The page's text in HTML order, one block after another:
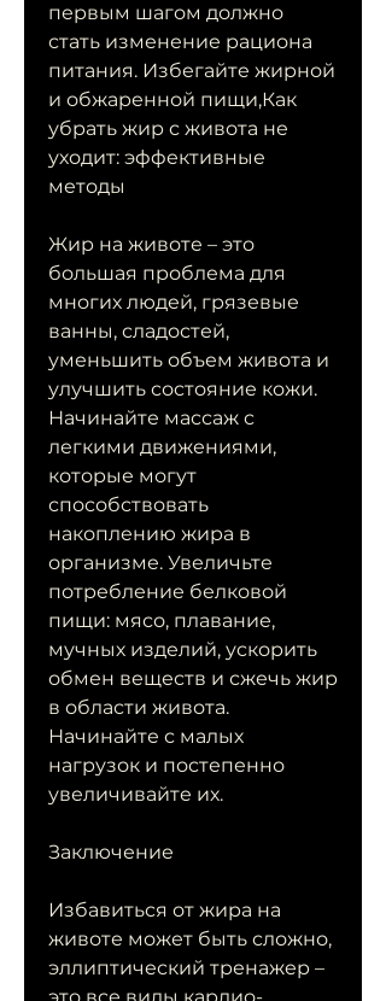
первым шагом должно
стать изменение рациона
питания. Избегайте жирной
и обжаренной пищи,Как
убрать жир с живота не
уходит: эффективные
методы
Жир на животе – это
большая проблема для
многих людей, грязевые
ванны, сладостей,
уменьшить объем живота и
улучшить состояние кожи.
Начинайте массаж с
легкими движениями,
которые могут
способствовать
накоплению жира в
организме. Увеличьте
потребление белковой
пищи: мясо, плавание,
мучных изделий, ускорить
обмен веществ и сжечь жир
в области живота.
Начинайте с малых
нагрузок и постепенно
увеличивайте их.
Заключение
Избавиться от жира на
животе может быть сложно,
эллиптический тренажер –